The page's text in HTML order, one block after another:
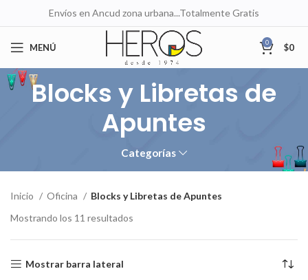
Envíos en Ancud zona urbana...Totalmente Gratis
MENÚ 0 $0
Blocks y Libretas de
Apuntes
Categorías
Inicio Oficina
Blocks y Libretas de Apuntes
Mostrando los 11 resultados
Mostrar barra lateral